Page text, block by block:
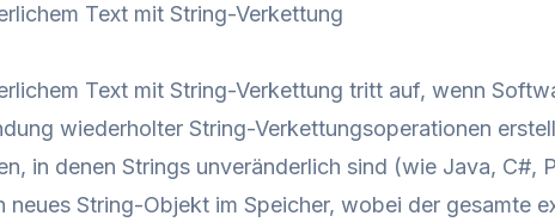
Text mit String-Verkettung
Text mit String-Verkettung tritt auf, wenn
wiederholter String-Verkettungsoperationen
in denen Strings unveränderlich sind (wie Java, C#,
neues String-Objekt im Speicher, wobei der gesamte